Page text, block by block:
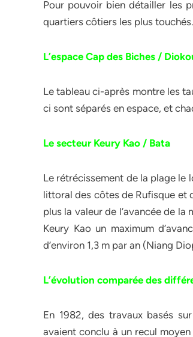
Pour pouvoir bien détailler les
quartiers côtiers les plus touchés.
L’espace Cap des Biches /
Le tableau ci-après montre les
ci sont séparés en espace, et
Le secteur Keury Kao / Bata
Le rétrécissement de la plage
littoral des côtes de Rufisque et
plus la valeur de l’avancée de
Keury Kao un maximum
d’environ 1,3 m par an (Niang
L’évolution comparée des
En 1982, des travaux basés
avaient conclu à un recul